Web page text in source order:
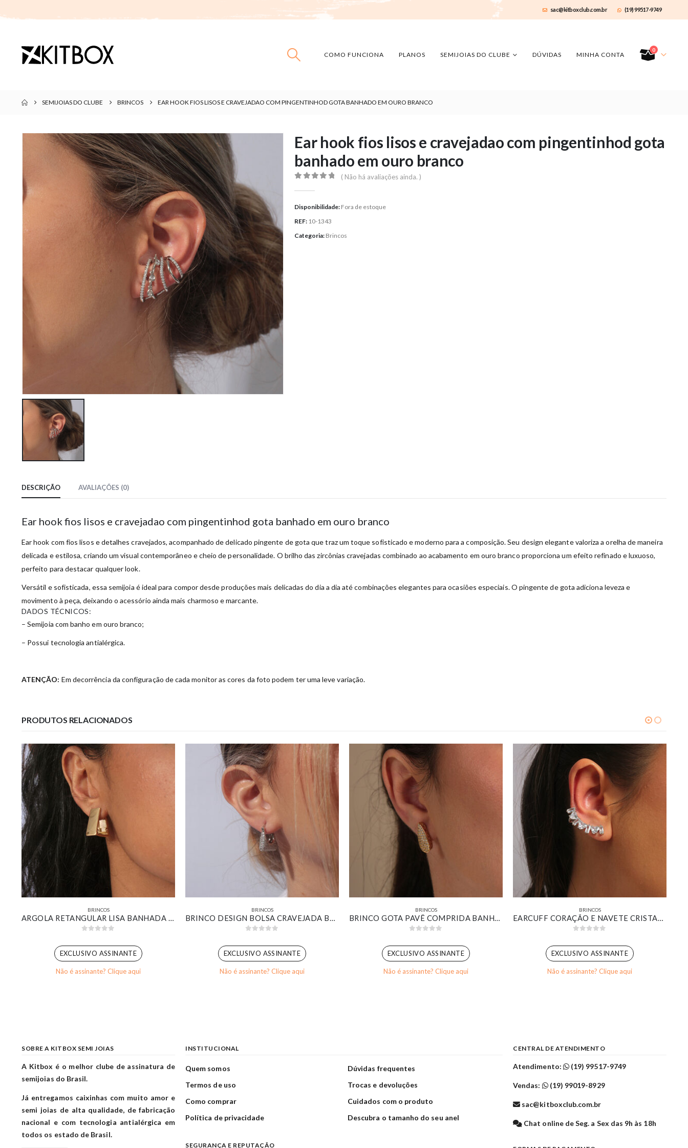
sac@kitboxclub.com.br (19) 99517-9749
COMO FUNCIONA PLANOS SEMIJOIAS DO CLUBE DÚVIDAS MINHA CONTA
0
SEMIJOIAS DO CLUBE BRINCOS EAR HOOK FIOS LISOS E CRAVEJADAO COM PINGENTINHOD GOTA BANHADO EM OURO BRANCO
Ear hook fios lisos e cravejadao com pingentinhod gota
banhado em ouro branco
( Não há avaliações ainda. )
Disponibilidade: Fora de estoque
REF: 10-1343
Categoria: Brincos
DESCRIÇÃO AVALIAÇÕES (0)
Ear hook fios lisos e cravejadao com pingentinhod gota banhado em ouro branco
Ear hook com fios lisos e detalhes cravejados, acompanhado de delicado pingente de gota que traz um toque sofisticado e moderno para a composição. Seu design elegante valoriza a orelha de maneira
delicada e estilosa, criando um visual contemporâneo e cheio de personalidade. O brilho das zircônias cravejadas combinado ao acabamento em ouro branco proporciona um efeito refinado e luxuoso,
perfeito para destacar qualquer look.
Versátil e sofisticada, essa semijoia é ideal para compor desde produções mais delicadas do dia a dia até combinações elegantes para ocasiões especiais. O pingente de gota adiciona leveza e
movimento à peça, deixando o acessório ainda mais charmoso e marcante.
DADOS TÉCNICOS:
– Semijoia com banho em ouro branco;
– Possui tecnologia antialérgica.
ATENÇÃO: Em decorrência da configuração de cada monitor as cores da foto podem ter uma leve variação.
PRODUTOS RELACIONADOS
BRINCOS
ARGOLA RETANGULAR LISA BANHADA EM OURO 18K
EXCLUSIVO ASSINANTE
Não é assinante? Clique aqui
BRINCOS
BRINCO DESIGN BOLSA CRAVEJADA BANHADO EM OURO BRANCO
EXCLUSIVO ASSINANTE
Não é assinante? Clique aqui
BRINCOS
BRINCO GOTA PAVÊ COMPRIDA BANHADO EM OURO 18K
EXCLUSIVO ASSINANTE
Não é assinante? Clique aqui
BRINCOS
EARCUFF CORAÇÃO E NAVETE CRISTAL BANHADO EM OURO BRANCO
EXCLUSIVO ASSINANTE
Não é assinante? Clique aqui
SOBRE A KITBOX SEMI JOIAS
A Kitbox é o melhor clube de assinatura de
semijoias do Brasil.
Já entregamos caixinhas com muito amor e
semi joias de alta qualidade, de fabricação
nacional e com tecnologia antialérgica em
todos os estado de Brasil.
INSTITUCIONAL
Quem somos
Termos de uso
Como comprar
Política de privacidade
Dúvidas frequentes
Trocas e devoluções
Cuidados com o produto
Descubra o tamanho do seu anel
SEGURANÇA E REPUTAÇÃO
CENTRAL DE ATENDIMENTO
Atendimento: (19) 99517-9749
Vendas: (19) 99019-8929
sac@kitboxclub.com.br
Chat online de Seg. a Sex das 9h às 18h